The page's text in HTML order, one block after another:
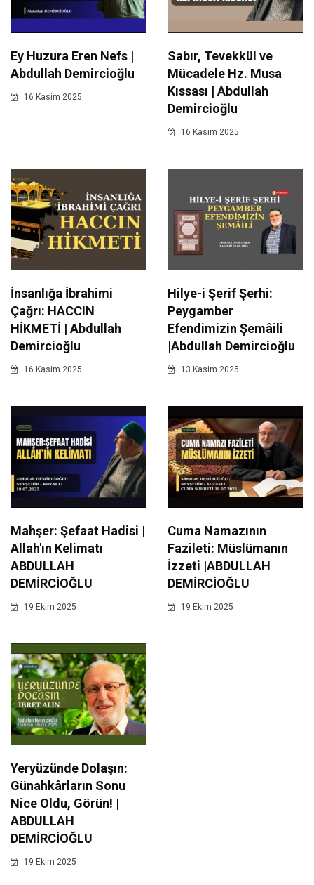
Ey Huzura Eren Nefs |
Abdullah Demircioğlu
16 Kasim 2025
Sabır, Tevekkül ve
Mücadele Hz. Musa
Kıssası | Abdullah
Demircioğlu
16 Kasim 2025
İnsanlığa İbrahimi
Çağrı: HACCIN
HİKMETİ | Abdullah
Demircioğlu
16 Kasim 2025
Hilye-i Şerif Şerhi:
Peygamber
Efendimizin Şemâili
|Abdullah Demircioğlu
13 Kasim 2025
Mahşer: Şefaat Hadisi |
Allah'ın Kelimatı
ABDULLAH
DEMİRCİOĞLU
19 Ekim 2025
Cuma Namazının
Fazileti: Müslümanın
İzzeti |ABDULLAH
DEMİRCİOĞLU
19 Ekim 2025
Yeryüzünde Dolaşın:
Günahkârların Sonu
Nice Oldu, Görün! |
ABDULLAH
DEMİRCİOĞLU
19 Ekim 2025